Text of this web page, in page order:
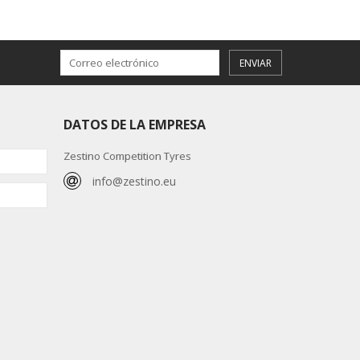
ENVIAR
DATOS DE LA EMPRESA
Zestino Competition Tyres
info@zestino.eu